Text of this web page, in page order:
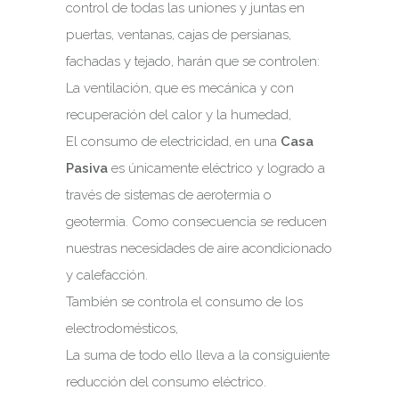
control de todas las uniones y juntas en
puertas, ventanas, cajas de persianas,
fachadas y tejado, harán que se controlen:
La ventilación, que es mecánica y con
recuperación del calor y la humedad,
El consumo de electricidad, en una Casa
Pasiva es únicamente eléctrico y logrado a
través de sistemas de aerotermia o
geotermia. Como consecuencia se reducen
nuestras necesidades de aire acondicionado
y calefacción.
También se controla el consumo de los
electrodomésticos,
La suma de todo ello lleva a la consiguiente
reducción del consumo eléctrico.